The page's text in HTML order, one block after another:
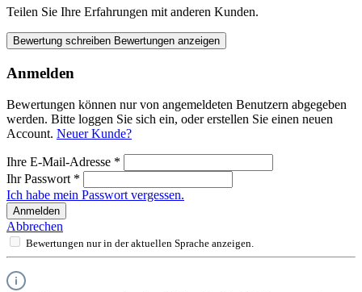
Teilen Sie Ihre Erfahrungen mit anderen Kunden.
Bewertung schreiben Bewertungen anzeigen
Anmelden
Bewertungen können nur von angemeldeten Benutzern abgegeben
werden. Bitte loggen Sie sich ein, oder erstellen Sie einen neuen
Account. Neuer Kunde?
Ihre E-Mail-Adresse *
Ihr Passwort *
Ich habe mein Passwort vergessen.
Anmelden
Abbrechen
Bewertungen nur in der aktuellen Sprache anzeigen.